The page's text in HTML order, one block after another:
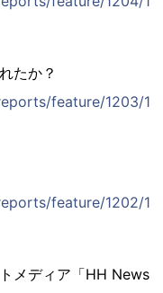
たか？
feature/1203/1
feature/1202/1
メディア「HH News